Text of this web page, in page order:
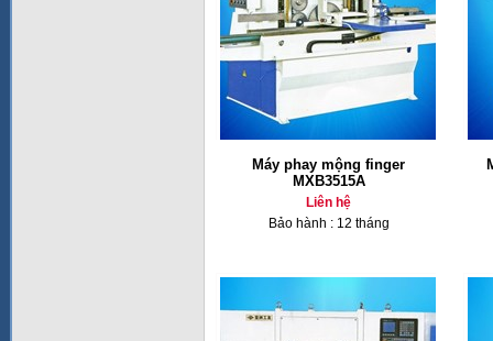
Máy phay mộng finger
MXB3515A
Liên hệ
Bảo hành : 12 tháng